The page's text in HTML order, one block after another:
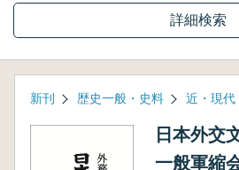
詳細検索
新刊 歴史一般・史料 近・現代
日本外交
一般軍縮